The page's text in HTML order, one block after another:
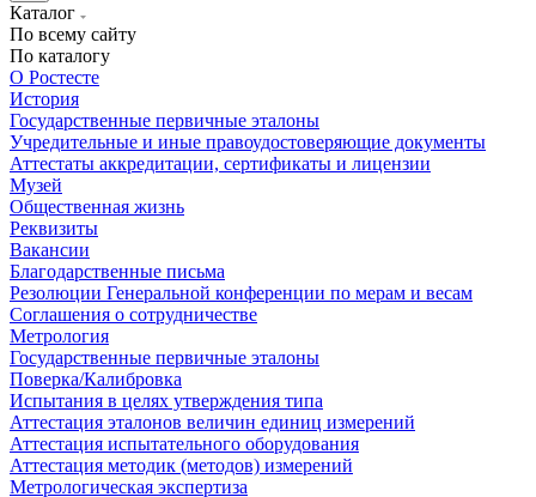
Каталог
По всему сайту
По каталогу
О Ростесте
История
Государственные первичные эталоны
Учредительные и иные правоудостоверяющие документы
Аттестаты аккредитации, сертификаты и лицензии
Музей
Общественная жизнь
Реквизиты
Вакансии
Благодарственные письма
Резолюции Генеральной конференции по мерам и весам
Соглашения о сотрудничестве
Метрология
Государственные первичные эталоны
Поверка/Калибровка
Испытания в целях утверждения типа
Аттестация эталонов величин единиц измерений
Аттестация испытательного оборудования
Аттестация методик (методов) измерений
Метрологическая экспертиза